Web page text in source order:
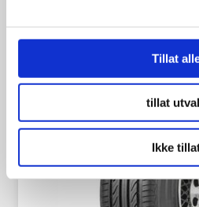
Tillat
tillat
Ikke